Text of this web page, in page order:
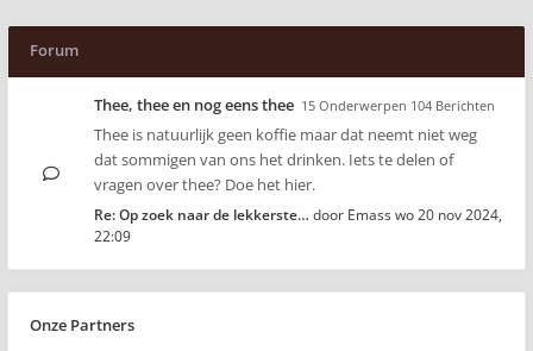
Forum
Thee, thee en nog eens thee 15 Onderwerpen 104 Berichten
Thee is natuurlijk geen koffie maar dat neemt niet weg
dat sommigen van ons het drinken. Iets te delen of
vragen over thee? Doe het hier.
Re: Op zoek naar de lekkerste… door Emasswo 20 nov 2024,
22:09
Onze Partners